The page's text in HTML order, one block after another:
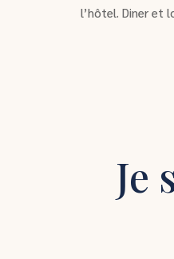
l’hôtel. Diner et
Je